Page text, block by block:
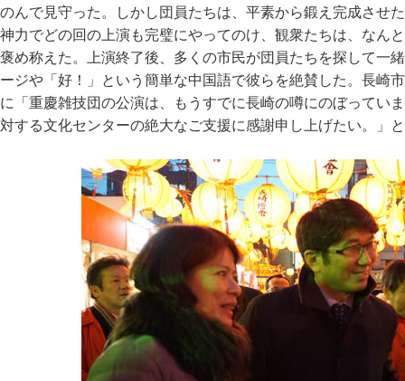
のんで見守った。しかし団員たちは、平素から鍛え完成させ
神力でどの回の上演も完璧にやってのけ、観衆たちは、なん
褒め称えた。上演終了後、多くの市民が団員たちを探して一
ージや「好！」という簡単な中国語で彼らを絶賛した。長崎
に「重慶雑技団の公演は、もうすでに長崎の噂にのぼってい
対する文化センターの絶大なご支援に感謝申し上げたい。」